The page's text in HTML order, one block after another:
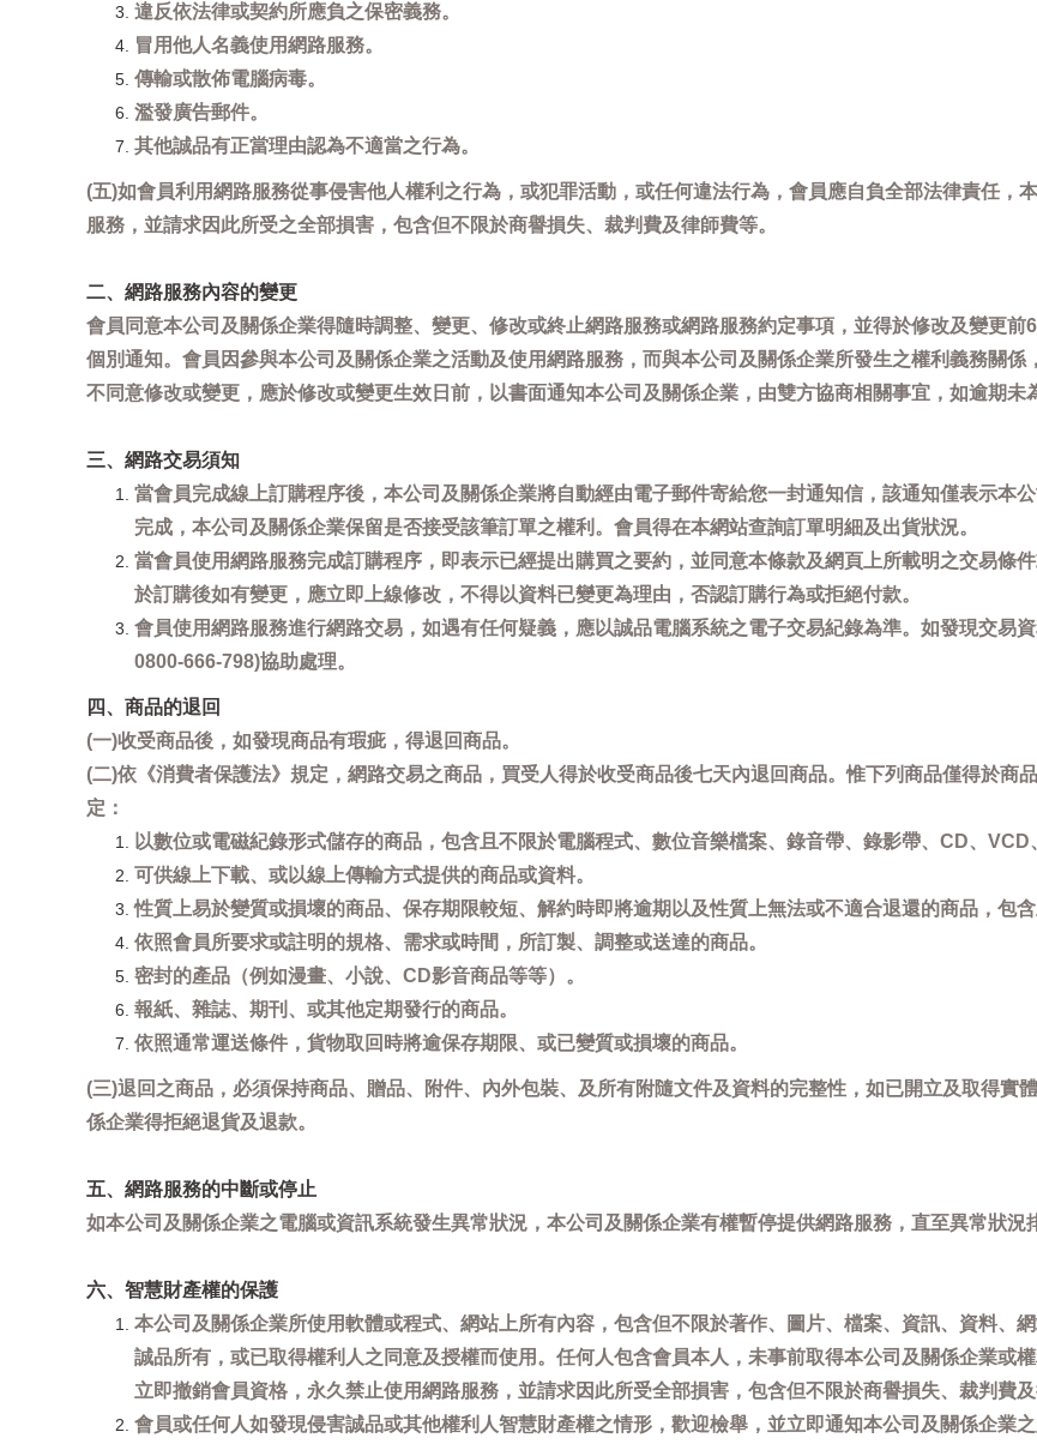
違反依法律或契約所應負之保密義務。
冒用他人名義使用網路服務。
傳輸或散佈電腦病毒。
濫發廣告郵件。
其他誠品有正當理由認為不適當之行為。
(五)如會員利用網路服務從事侵害他人權利之行為，或犯罪活動，或任何違法行為，會員應自負全部法律責任，
服務，並請求因此所受之全部損害，包含但不限於商譽損失、裁判費及律師費等。
二、網路服務內容的變更
會員同意本公司及關係企業得隨時調整、變更、修改或終止網路服務或網路服務約定事項，並得於修改及變更
個別通知。會員因參與本公司及關係企業之活動及使用網路服務，而與本公司及關係企業所發生之權利義務關
不同意修改或變更，應於修改或變更生效日前，以書面通知本公司及關係企業，由雙方協商相關事宜，如逾期未
三、網路交易須知
當會員完成線上訂購程序後，本公司及關係企業將自動經由電子郵件寄給您一封通知信，該通知僅表示本
完成，本公司及關係企業保留是否接受該筆訂單之權利。會員得在本網站查詢訂單明細及出貨狀況。
當會員使用網路服務完成訂購程序，即表示已經提出購買之要約，並同意本條款及網頁上所載明之交易條
於訂購後如有變更，應立即上線修改，不得以資料已變更為理由，否認訂購行為或拒絕付款。
會員使用網路服務進行網路交易，如遇有任何疑義，應以誠品電腦系統之電子交易紀錄為準。如發現交易
0800-666-798)協助處理。
四、商品的退回
(一)收受商品後，如發現商品有瑕疵，得退回商品。
(二)依《消費者保護法》規定，網路交易之商品，買受人得於收受商品後七天內退回商品。惟下列商品僅得於商
定：
以數位或電磁紀錄形式儲存的商品，包含且不限於電腦程式、數位音樂檔案、錄音帶、錄影帶、CD、VCD
可供線上下載、或以線上傳輸方式提供的商品或資料。
性質上易於變質或損壞的商品、保存期限較短、解約時即將逾期以及性質上無法或不適合退還的商品，包
依照會員所要求或註明的規格、需求或時間，所訂製、調整或送達的商品。
密封的產品（例如漫畫、小說、CD影音商品等等）。
報紙、雜誌、期刊、或其他定期發行的商品。
依照通常運送條件，貨物取回時將逾保存期限、或已變質或損壞的商品。
(三)退回之商品，必須保持商品、贈品、附件、內外包裝、及所有附隨文件及資料的完整性，如已開立及取得實
係企業得拒絕退貨及退款。
五、網路服務的中斷或停止
如本公司及關係企業之電腦或資訊系統發生異常狀況，本公司及關係企業有權暫停提供網路服務，直至異常狀況
六、智慧財產權的保護
本公司及關係企業所使用軟體或程式、網站上所有內容，包含但不限於著作、圖片、檔案、資訊、資料、
誠品所有，或已取得權利人之同意及授權而使用。任何人包含會員本人，未事前取得本公司及關係企業或
立即撤銷會員資格，永久禁止使用網路服務，並請求因此所受全部損害，包含但不限於商譽損失、裁判費及
會員或任何人如發現侵害誠品或其他權利人智慧財產權之情形，歡迎檢舉，並立即通知本公司及關係企業